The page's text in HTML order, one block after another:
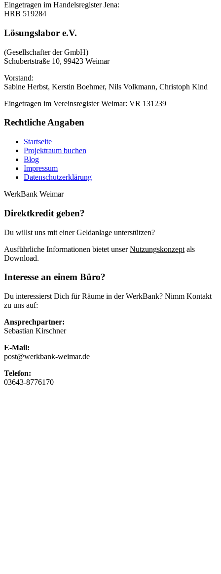
Eingetragen im Handelsregister Jena:
HRB 519284
Lösungslabor e.V.
(Gesellschafter der GmbH)
Schubertstraße 10, 99423 Weimar
Vorstand:
Sabine Herbst, Kerstin Boehmer, Nils Volkmann, Christoph Kind
Eingetragen im Vereinsregister Weimar: VR 131239
Rechtliche Angaben
Startseite
Projektraum buchen
Blog
Impressum
Datenschutzerklärung
WerkBank Weimar
Direktkredit geben?
Du willst uns mit einer Geldanlage unterstützen?
Ausführliche Informationen bietet unserNutzungskonzept als
Download.
Interesse an einem Büro?
Du interessierst Dich für Räume in der WerkBank? Nimm Kontakt
zu uns auf:
Ansprechpartner:
Sebastian Kirschner
E-Mail:
post@werkbank-weimar.de
Telefon:
03643-8776170